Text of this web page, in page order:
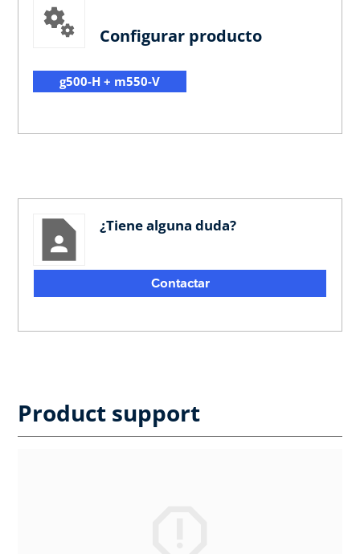
Configurar producto
g500-H + m550-V
¿Tiene alguna duda?
Contactar
Product support